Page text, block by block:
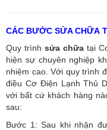
CÁC BƯỚC SỬA CHỮA
Quy trình sửa chữa tại
hiện sự chuyên nghiệp
nhiệm cao. Với quy trình
điều Cơ Điện Lạnh Thủ
với bất cứ khách hàng
sau:
Bước 1: Sau khi nhận